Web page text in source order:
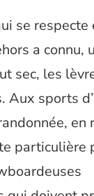
se
a connu,
sec, les
Aux sports
en
particulière